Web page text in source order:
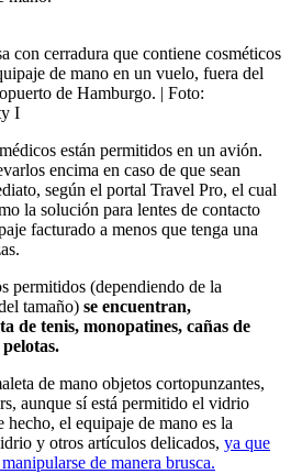
con cerradura que contiene cosméticos
de mano en un vuelo, fuera del
de Hamburgo. | Foto:
I
están permitidos en un avión.
encima en caso de que sean
según el portal Travel Pro, el cual
la solución para lentes de contacto
facturado a menos que tenga una
permitidos (dependiendo de la
tamaño) se encuentran,
de tenis, monopatines, cañas de
de mano objetos cortopunzantes,
aunque sí está permitido el vidrio
hecho, el equipaje de mano es la
y otros artículos delicados, ya que
de manera brusca.